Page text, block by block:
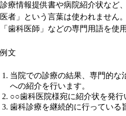
診療情報提供書や病院紹介状など
医者」という言葉は使われません
「歯科医師」などの専門用語を使
例文
当院での診療の結果、専門的な
への紹介を行います。
○○歯科医院様宛に紹介状を発行
歯科診療を継続的に行っている